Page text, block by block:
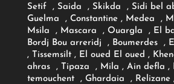
Setif , Saida , Skikda , Sidi bel
Guelma , Constantine , Medea ,
Msila , Mascara , Ouargla , El
Bordj Bou arreridj , Boumerdes ,
, Tissemsilt , El oued El oued ,
ahras , Tipaza , Mila , Ain defla ,
temouchent , Ghardaia , Relizane